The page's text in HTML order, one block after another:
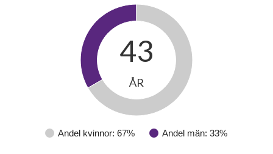
Andel kvinnor: 67% Andel män: 33%
43
ÅR